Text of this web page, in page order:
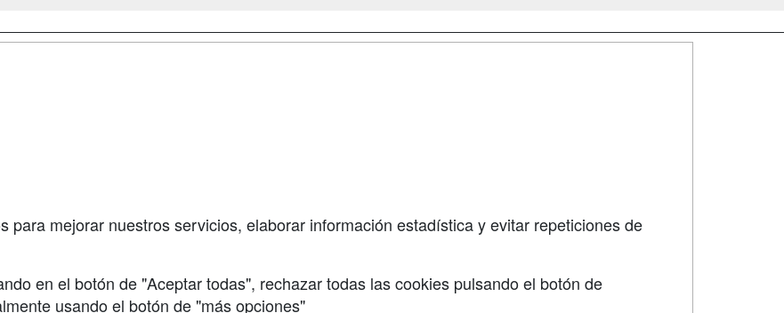
para mejorar nuestros servicios, elaborar información estadística y evitar repeticiones de
en el botón de "Aceptar todas", rechazar todas las cookies pulsando el botón de
usando el botón de "más opciones"